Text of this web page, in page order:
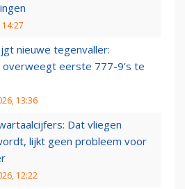
nieuwe tegenvaller:
overweegt eerste 777-9’s te
13:36
Dat vliegen
lijkt geen probleem voor
12:22